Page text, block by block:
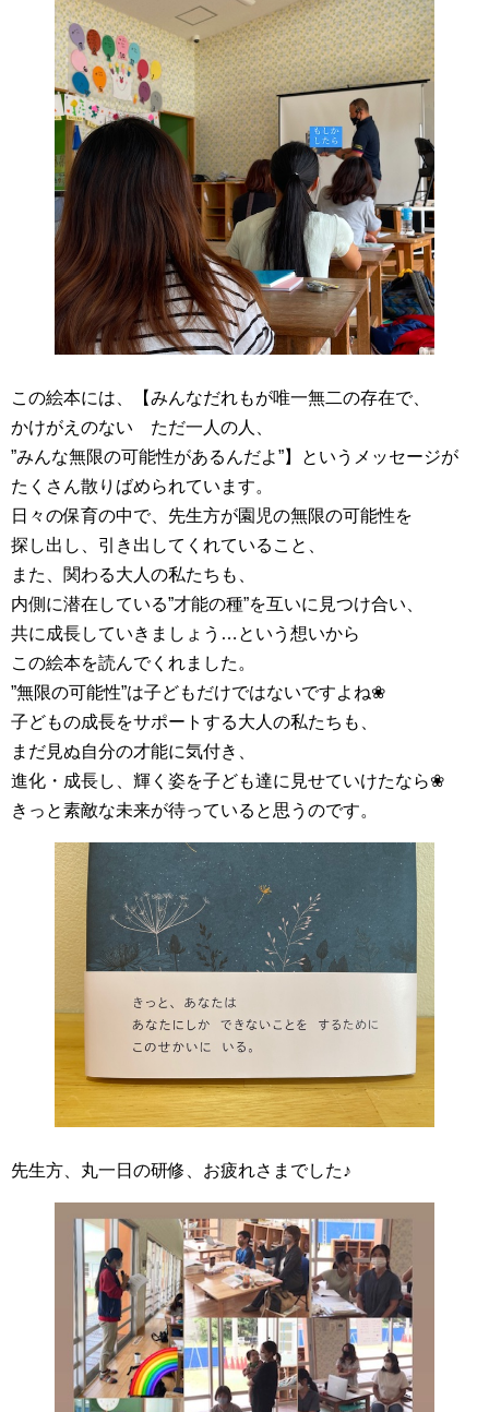
この絵本には、【みんなだれもが唯一無二の存在で、
かけがえのない ただ一人の人、
”みんな無限の可能性があるんだよ”】というメッセージが
たくさん散りばめられています。
日々の保育の中で、先生方が園児の無限の可能性を
探し出し、引き出してくれていること、
また、関わる大人の私たちも、
内側に潜在している”才能の種”を互いに見つけ合い、
共に成長していきましょう…という想いから
この絵本を読んでくれました。
”無限の可能性”は子どもだけではないですよね❀
子どもの成長をサポートする大人の私たちも、
まだ見ぬ自分の才能に気付き、
進化・成長し、輝く姿を子ども達に見せていけたなら❀
きっと素敵な未来が待っていると思うのです。
先生方、丸一日の研修、お疲れさまでした♪